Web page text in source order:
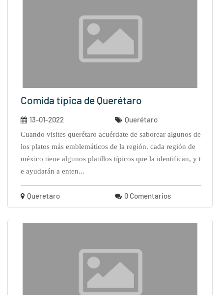
Comida típica de Querétaro
13-01-2022 Querétaro
cuando visites querétaro acuérdate de saborear algunos de
los platos más emblemáticos de la región. cada región de
méxico tiene algunos platillos típicos que la identifican, y t
e ayudarán a enten...
Queretaro 0 Comentarios